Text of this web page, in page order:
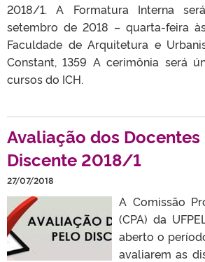
2018/1. A Formatura Interna
setembro de 2018 – quarta-feira
Faculdade de Arquitetura e
Constant, 1359 A cerimônia será
cursos do ICH.
Avaliação dos
Discente 2018/1
27/07/2018
A Comissão
(CPA) da
aberto o
avaliarem as